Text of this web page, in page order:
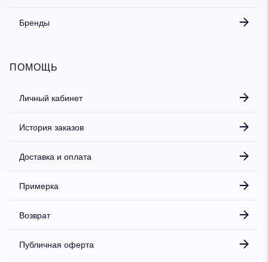
Бренды
ПОМОЩЬ
Личный кабинет
История заказов
Доставка и оплата
Примерка
Возврат
Публичная оферта